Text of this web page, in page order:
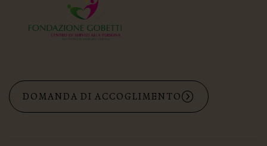
DOMANDA DI ACCOGLIMENTO